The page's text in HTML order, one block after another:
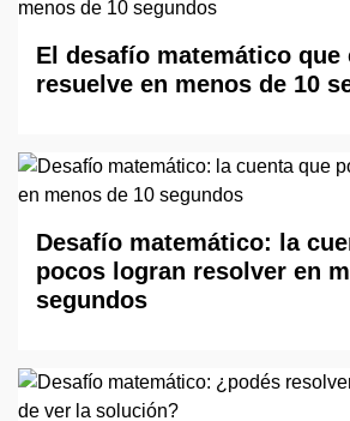
El desafío matemático que
resuelve en menos de 10
Desafío matemático: la
pocos logran resolver en
segundos